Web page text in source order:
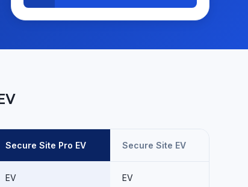
Secure Site Pro EV Secure Site EV
EV EV